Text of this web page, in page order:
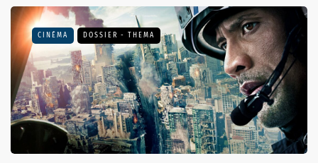
CINÉMA DOSSIER - THEMA